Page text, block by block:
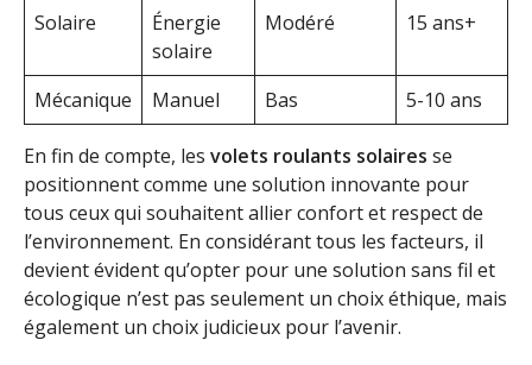
Solaire
Énergie
solaire
Modéré 15 ans+
Mécanique Manuel Bas 5-10 ans
En fin de compte, les volets roulants solaires se
positionnent comme une solution innovante pour
tous ceux qui souhaitent allier confort et respect de
l’environnement. En considérant tous les facteurs, il
devient évident qu’opter pour une solution sans fil et
écologique n’est pas seulement un choix éthique, mais
également un choix judicieux pour l’avenir.